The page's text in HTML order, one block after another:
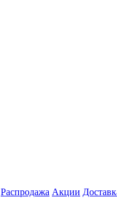
Распродажа Акции